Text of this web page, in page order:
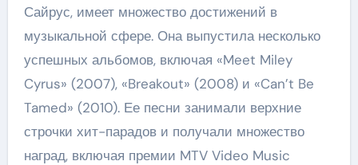
Сайрус, имеет множество достижений в
музыкальной сфере. Она выпустила несколько
успешных альбомов, включая «Meet Miley
Cyrus» (2007), «Breakout» (2008) и «Can’t Be
Tamed» (2010). Ее песни занимали верхние
строчки хит-парадов и получали множество
наград, включая премии MTV Video Music